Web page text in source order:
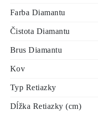
Farba Diamantu
Čistota Diamantu
Brus Diamantu
Kov
Typ Retiazky
Dĺžka Retiazky (cm)